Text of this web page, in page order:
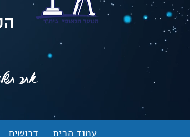
אתר
דרושים עמוד הבית